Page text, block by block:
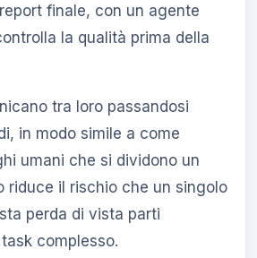
finale, con un agente
la qualità prima della
tra loro passandosi
in modo simile a come
umani che si dividono un
riduce il rischio che un singolo
perda di vista parti
complesso.